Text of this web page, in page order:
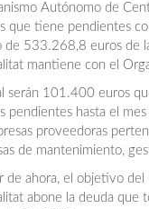
Autónomo de
que tiene pendientes
de 533.268,8 euros de
mantiene con el
serán 101.400 euros
pendientes hasta el
proveedoras
de mantenimiento,
de ahora, el objetivo del
abone la deuda